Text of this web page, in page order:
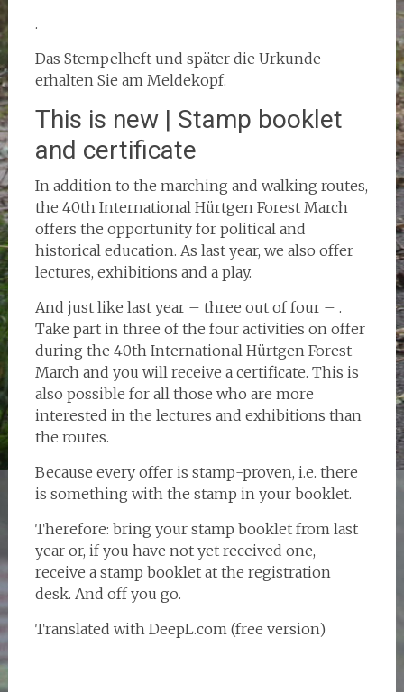
.
Das Stempelheft und später die Urkunde
erhalten Sie am Meldekopf.
This is new | Stamp booklet
and certificate
In addition to the marching and walking routes,
the 40th International Hürtgen Forest March
offers the opportunity for political and
historical education. As last year, we also offer
lectures, exhibitions and a play.
And just like last year – three out of four – .
Take part in three of the four activities on offer
during the 40th International Hürtgen Forest
March and you will receive a certificate. This is
also possible for all those who are more
interested in the lectures and exhibitions than
the routes.
Because every offer is stamp-proven, i.e. there
is something with the stamp in your booklet.
Therefore: bring your stamp booklet from last
year or, if you have not yet received one,
receive a stamp booklet at the registration
desk. And off you go.
Translated with DeepL.com (free version)